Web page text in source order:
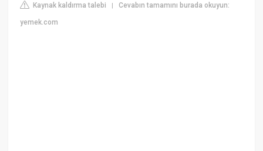
Kaynak kaldırma talebi |Cevabın tamamını burada okuyun:
yemek.com